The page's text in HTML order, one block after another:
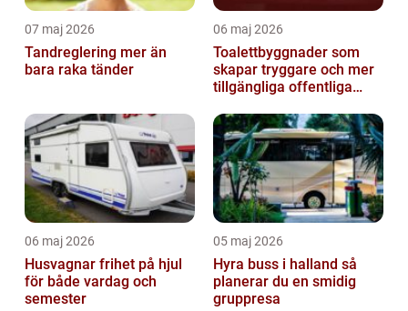
07 maj 2026
Tandreglering mer än
bara raka tänder
06 maj 2026
Toalettbyggnader som
skapar tryggare och mer
tillgängliga offentliga
06 maj 2026
Husvagnar frihet på hjul
för både vardag och
semester
05 maj 2026
Hyra buss i halland så
planerar du en smidig
gruppresa